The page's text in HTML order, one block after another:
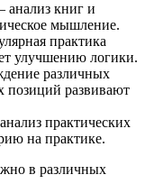
анализ книг и
мышление.
практика
улучшению логики.
различных
позиций развивают
практических
на практике.
в различных